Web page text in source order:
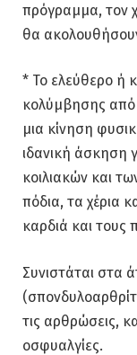
πρόγραμμα, τον
θα
* Το ελεύθερο ή
κολύμβησης από
μια κίνηση
ιδανική άσκηση
κοιλιακών και
πόδια, τα χέρια
καρδιά και τους
Συνιστάται στα
τις αρθρώσεις,
οσφυαλγίες.